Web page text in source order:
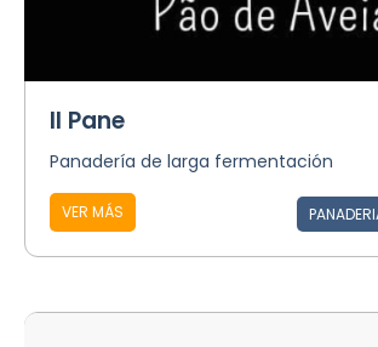
Il Pane
Panadería de larga fermentación
VER MÁS